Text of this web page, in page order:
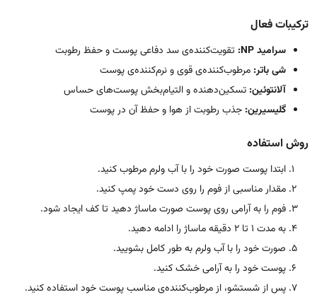
ترکیبات فعال
سرامید NP:
تقویت‌کننده‌ی سد دفاعی پوست و حفظ رطوبت
شی باتر: مرطوب‌کننده‌ی قوی و نرم‌کننده‌ی پوست
آلانتوئین: تسکین‌دهنده و التیام‌بخش پوست‌های حساس
گلیسیرین: جذب رطوبت از هوا و حفظ آن در پوست
روش استفاده
ابتدا پوست صورت خود را با آب ولرم مرطوب کنید.
مقدار مناسبی از فوم را روی دست خود پمپ کنید.
فوم را به آرامی روی پوست صورت ماساژ دهید تا کف ایجاد شود.
به مدت 1 تا 2 دقیقه ماساژ را ادامه دهید.
صورت خود را با آب ولرم به طور کامل بشویید.
پوست خود را به آرامی خشک کنید.
پس از شستشو، از مرطوب‌کننده‌ی مناسب پوست خود استفاده کنید.